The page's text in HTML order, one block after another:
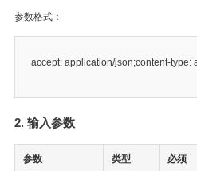
参数格式：
accept: application/json;content-type:
2. 输入参数
参数 类型 必须